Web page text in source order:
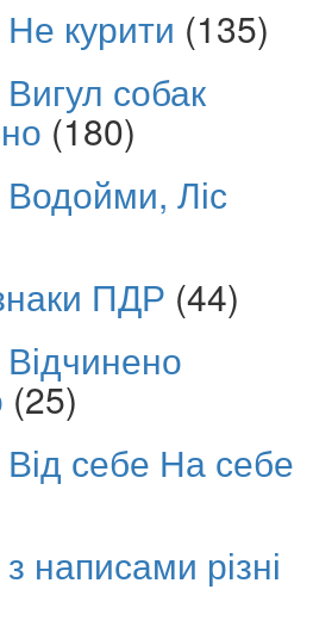
курити (135)
собак
(180)
Ліс
ПДР (44)
(25)
себе На себе
написами різні